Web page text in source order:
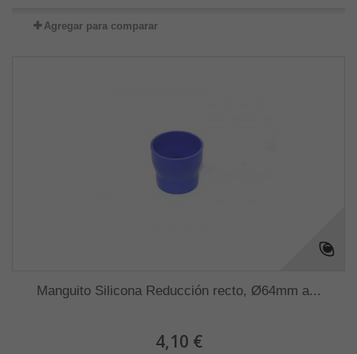
Agregar para comparar
Manguito Silicona Reducción recto, Ø64mm a...
4,10 €